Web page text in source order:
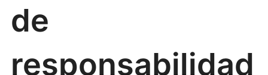
de
responsabilidad